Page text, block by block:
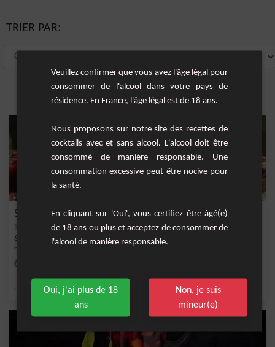
TRIER PAR:
Sangria sans alcool pour enfants
&nbsp;Voici une recette rafraîchissante de sangria sans alcool parfaite pour les
enfant...
citron orange ,sirop de grenadine
Veuillez confirmer que vous avez l'âge légal pour
consommer de l'alcool dans votre pays de
résidence. En France, l'âge légal est de 18 ans.
Nous proposons sur notre site des recettes de
cocktails avec et sans alcool. L'alcool doit être
consommé de manière responsable. Une
consommation excessive peut être nocive pour
la santé.
En cliquant sur 'Oui', vous certifiez être âgé(e)
de 18 ans ou plus et acceptez de consommer de
l'alcool de manière responsable.
Oui, j'ai plus de 18
ans
Non, je suis
mineur(e)